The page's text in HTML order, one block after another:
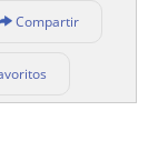
Compartir